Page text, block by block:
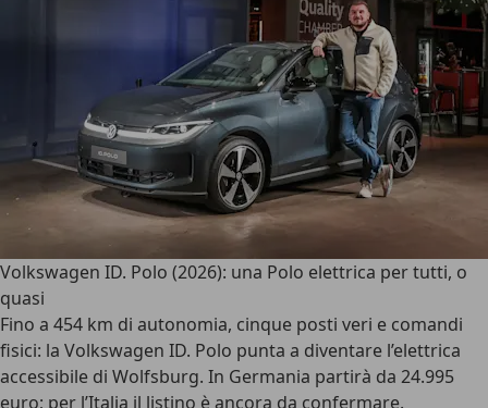
Volkswagen ID. Polo (2026): una Polo elettrica per tutti, o
quasi
Fino a 454 km di autonomia, cinque posti veri e comandi
fisici: la Volkswagen ID. Polo punta a diventare l’elettrica
accessibile di Wolfsburg. In Germania partirà da 24.995
euro; per l’Italia il listino è ancora da confermare.